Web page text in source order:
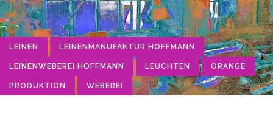
LEINEN LEINENMANUFAKTUR HOFFMANN
LEINENWEBEREI HOFFMANN LEUCHTEN ORANGE
PRODUKTION WEBEREI